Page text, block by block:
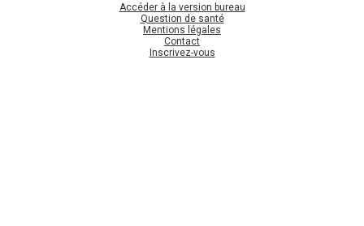
Accéder à la version bureau
Question de santé
Mentions légales
Contact
Inscrivez-vous